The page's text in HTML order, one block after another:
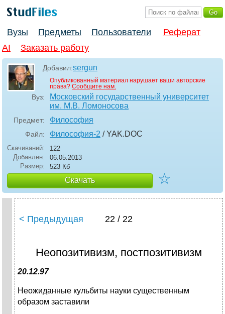
Вузы Предметы Пользователи
Реферат
AI
Заказать работу
Добавил:sergun
Опубликованный материал нарушает ваши авторские
права? Сообщите нам.
Вуз:
Московский государственный университет
им. М.В. Ломоносова
Предмет: Философия
Файл: Философия-2 / YAK.DOC
Скачиваний:
122
Добавлен:
06.05.2013
Размер:
523 Кб
Скачать ☆
< Предыдущая 22 / 22
Неопозитивизм, постпозитивизм
20.12.97
Неожиданные кульбиты науки существенным
образом заставили